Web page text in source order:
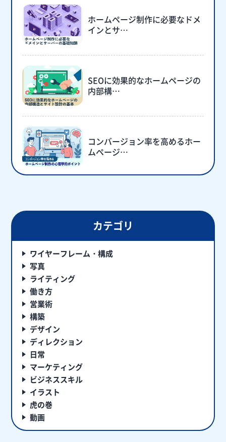
ホームページ制作に必要なドメ
インとサ…
SEOに効果的なホームページの
内部構…
コンバージョン率を高めるホー
ムページ…
カテゴリ
ワイヤーフレーム・構成
写真
ライティング
働き方
営業術
構築
デザイン
ディレクション
日常
マーケティング
ビジネススキル
イラスト
虎の巻
動画